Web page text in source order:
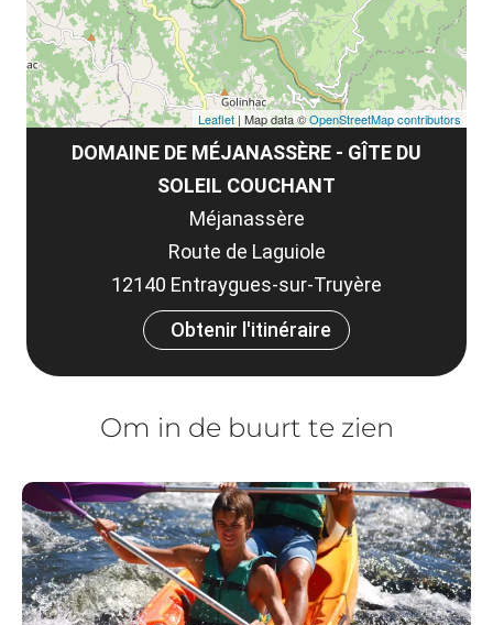
DOMAINE DE MÉJANASSÈRE - GÎTE DU
SOLEIL COUCHANT
Méjanassère
Route de Laguiole
12140 Entraygues-sur-Truyère
Obtenir l'itinéraire
Leaflet| Map data ©OpenStreetMap contributors
Om in de buurt te zien